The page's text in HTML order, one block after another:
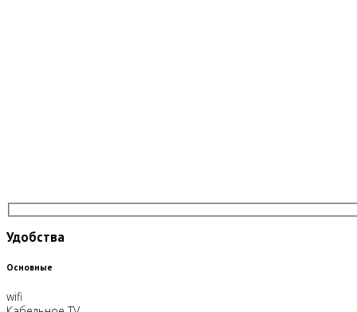
Удобства
Основные
wifi